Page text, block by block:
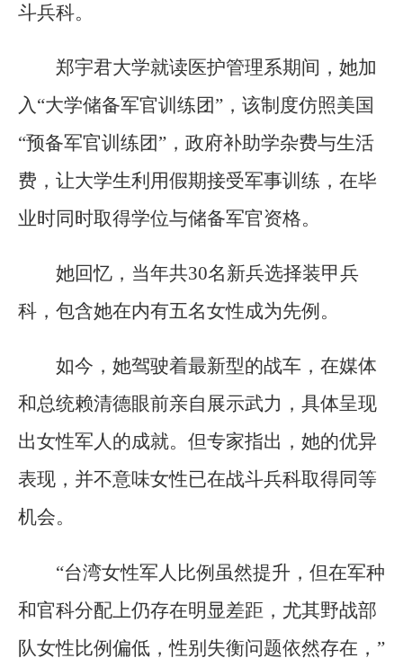
斗兵科。
郑宇君大学就读医护管理系期间，她加
入“大学储备军官训练团”，该制度仿照美国
“预备军官训练团”，政府补助学杂费与生活
费，让大学生利用假期接受军事训练，在毕
业时同时取得学位与储备军官资格。
她回忆，当年共30名新兵选择装甲兵
科，包含她在内有五名女性成为先例。
如今，她驾驶着最新型的战车，在媒体
和总统赖清德眼前亲自展示武力，具体呈现
出女性军人的成就。但专家指出，她的优异
表现，并不意味女性已在战斗兵科取得同等
机会。
“台湾女性军人比例虽然提升，但在军种
和官科分配上仍存在明显差距，尤其野战部
队女性比例偏低，性别失衡问题依然存在，”